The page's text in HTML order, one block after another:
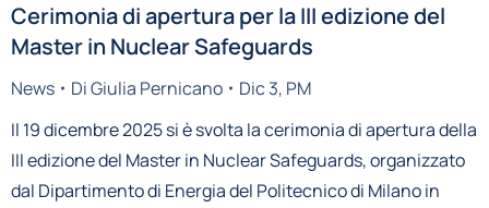
Cerimonia di apertura per la III edizione del
Master in Nuclear Safeguards
News DiGiulia Pernicano
Dic 3, PM
Il 19 dicembre 2025 si è svolta la cerimonia di apertura della
III edizione del Master in Nuclear Safeguards, organizzato
dal Dipartimento di Energia del Politecnico di Milano in